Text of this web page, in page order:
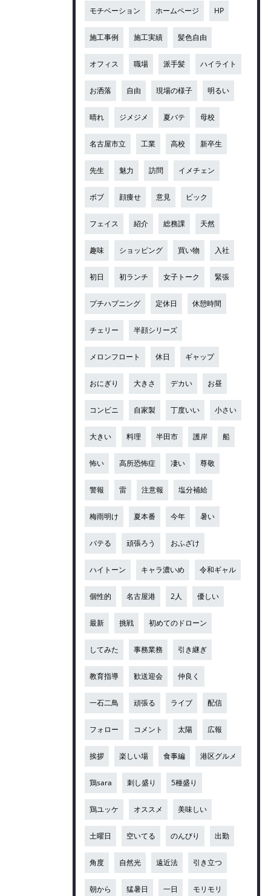
モチベーション ホームページ HP
施工事例 施工実績 髪色自由
オフィス 職場 派手髪 ハイライト
お洒落 自由 現場の様子 明るい
晴れ ジメジメ 夏バテ 母校
名古屋市立 工業 高校 新卒生
先生 魅力 訪問 イメチェン
ボブ 顔痩せ 意見 ビック
フェイス 紹介 総務課 天然
趣味 ショッピング 買い物 入社
初日 初ランチ 女子トーク 緊張
プチハプニング 定休日 休憩時間
チェリー 半顔シリーズ
メロンフロート 休日 ギャップ
おにぎり 大きさ デカい お昼
コンビニ 自家製 丁度いい 小さい
大きい 料理 半田市 護岸 船
怖い 高所恐怖症 凄い 尊敬
警報 雷 注意報 塩分補給
梅雨明け 夏本番 今年 暑い
バテる 頑張ろう おふざけ
ハイトーン キャラ濃いめ 令和ギャル
個性的 名古屋港 2人 優しい
最新 挑戦 初めてのドローン
してみた 事務業務 引き継ぎ
教育指導 歓送迎会 仲良く
一石二鳥 頑張る ライブ 配信
フォロー コメント 太陽 広報
挨拶 楽しい場 食事編 港区グルメ
鶏sara 刺し盛り 5種盛り
鶏ユッケ オススメ 美味しい
土曜日 空いてる のんびり 出勤
角度 自然光 遠近法 引き立つ
朝から 猛暑日 一日 モリモリ